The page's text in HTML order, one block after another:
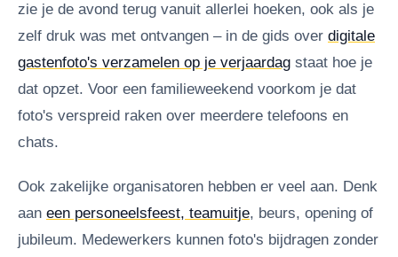
zie je de avond terug vanuit allerlei hoeken, ook als je
zelf druk was met ontvangen – in de gids over digitale
gastenfoto's verzamelen op je verjaardag staat hoe je
dat opzet. Voor een familieweekend voorkom je dat
foto's verspreid raken over meerdere telefoons en
chats.
Ook zakelijke organisatoren hebben er veel aan. Denk
aan een personeelsfeest, teamuitje, beurs, opening of
jubileum. Medewerkers kunnen foto's bijdragen zonder